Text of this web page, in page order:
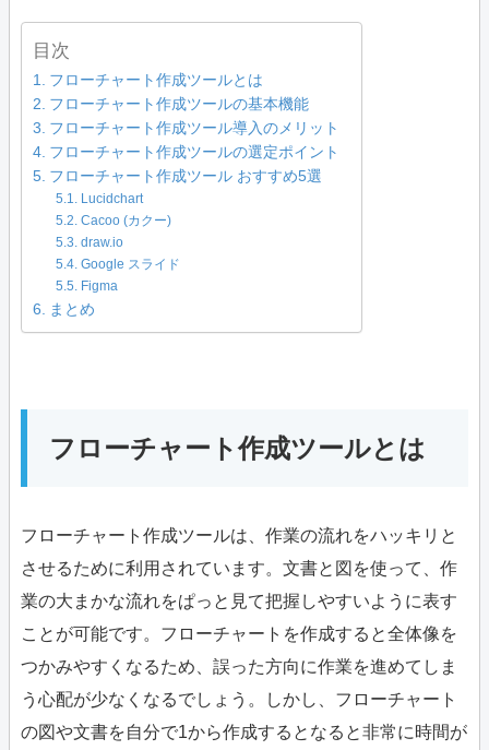
目次
フローチャート作成ツールとは
フローチャート作成ツールの基本機能
フローチャート作成ツール導入のメリット
フローチャート作成ツールの選定ポイント
フローチャート作成ツール おすすめ5選
Lucidchart
Cacoo (カクー)
draw.io
Google スライド
Figma
まとめ
フローチャート作成ツールとは
フローチャート作成ツールは、作業の流れをハッキリと
させるために利用されています。文書と図を使って、作
業の大まかな流れをぱっと見て把握しやすいように表す
ことが可能です。フローチャートを作成すると全体像を
つかみやすくなるため、誤った方向に作業を進めてしま
う心配が少なくなるでしょう。しかし、フローチャート
の図や文書を自分で1から作成するとなると非常に時間が